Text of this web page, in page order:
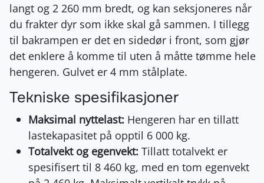
langt og 2 260 mm bredt, og kan seksjoneres når
du frakter dyr som ikke skal gå sammen. I tillegg
til bakrampen er det en sidedør i front, som gjør
det enklere å komme til uten å måtte tømme hele
hengeren. Gulvet er 4 mm stålplate.
Tekniske spesifikasjoner
Maksimal nyttelast: Hengeren har en tillatt
lastekapasitet på opptil 6 000 kg.
Totalvekt og egenvekt: Tillatt totalvekt er
spesifisert til 8 460 kg, med en tom egenvekt